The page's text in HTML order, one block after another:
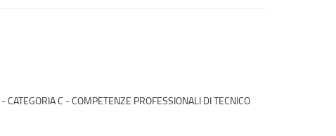
C - COMPETENZE PROFESSIONALI DI TECNICO